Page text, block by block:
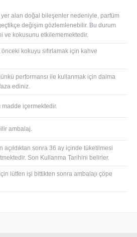
alan doğal bileşenler nedeniyle, parfüm
değişim gözlemlenebilir. Bu durum
ve kokusunu etkilememektedir.
kokuyu sıfırlamak için kahve
performansı ile kullanmak için daima
ediniz.
madde içermektedir.
ambalaj.
açıldıktan sonra 36 ay içinde tüketilmesi
Son Kullanma Tarihini belirler.
lütfen işi bittikten sonra ambalajı çöpe